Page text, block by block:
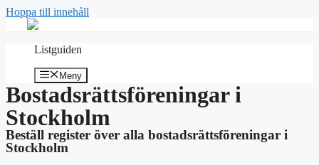
Hoppa till innehåll
Listguiden
Meny
Bostadsrättsföreningar i
Stockholm
Beställ register över alla bostadsrättsföreningar i
Stockholm